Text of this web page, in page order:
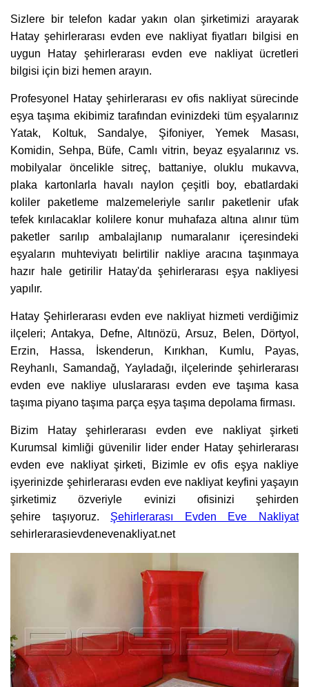
Sizlere bir telefon kadar yakın olan şirketimizi arayarak
Hatay şehirlerarası evden eve nakliyat fiyatları bilgisi en
uygun Hatay şehirlerarası evden eve nakliyat ücretleri
bilgisi için bizi hemen arayın.
Profesyonel Hatay şehirlerarası ev ofis nakliyat sürecinde
eşya taşıma ekibimiz tarafından evinizdeki tüm eşyalarınız
Yatak, Koltuk, Sandalye, Şifoniyer, Yemek Masası,
Komidin, Sehpa, Büfe, Camlı vitrin, beyaz eşyalarınız vs.
mobilyalar öncelikle sitreç, battaniye, oluklu mukavva,
plaka kartonlarla havalı naylon çeşitli boy, ebatlardaki
koliler paketleme malzemeleriyle sarılır paketlenir ufak
tefek kırılacaklar kolilere konur muhafaza altına alınır tüm
paketler sarılıp ambalajlanıp numaralanır içeresindeki
eşyaların muhteviyatı belirtilir nakliye aracına taşınmaya
hazır hale getirilir Hatay'da şehirlerarası eşya nakliyesi
yapılır.
Hatay Şehirlerarası evden eve nakliyat hizmeti verdiğimiz
ilçeleri; Antakya‎, Defne, Altınözü, Arsuz, Belen‎, Dörtyol‎,
Erzin‎, Hassa‎, İskenderun‎, Kırıkhan, Kumlu, Payas,
Reyhanlı‎, Samandağ‎, Yayladağı‎, ilçelerinde şehirlerarası
evden eve nakliye uluslararası evden eve taşıma kasa
taşıma piyano taşıma parça eşya taşıma depolama firması.
Bizim Hatay şehirlerarası evden eve nakliyat şirketi
Kurumsal kimliği güvenilir lider ender Hatay şehirlerarası
evden eve nakliyat şirketi, Bizimle ev ofis eşya nakliye
işyerinizde şehirlerarası evden eve nakliyat keyfini yaşayın
şirketimiz özveriyle evinizi ofisinizi şehirden
şehire taşıyoruz. Şehirlerarası Evden Eve Nakliyat
sehirlerarasievdenevenakliyat.net